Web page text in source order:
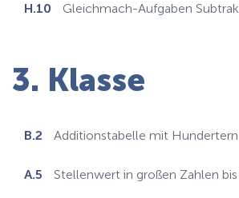
H.10 Gleichmach-Aufgaben
3. Klasse
B.2 Additionstabelle mit
A.5 Stellenwert in großen Zahlen